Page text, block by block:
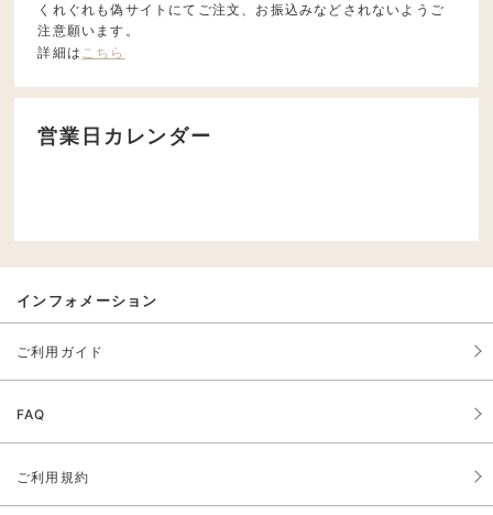
くれぐれも偽サイトにてご注文、お振込みなどされないようご
注意願います。
詳細は こちら
営業日カレンダー
インフォメーション
ご利用ガイド
FAQ
ご利用規約